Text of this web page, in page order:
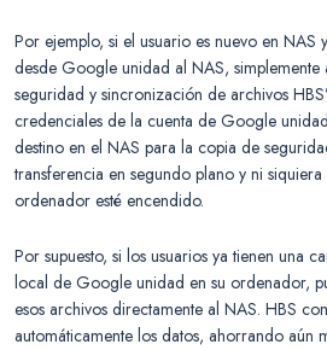
Por ejemplo, si el usuario es nuevo en
desde Google unidad al NAS,
seguridad y sincronización de archivos
credenciales de la cuenta de Google
destino en el NAS para la copia de
transferencia en segundo plano y ni
ordenador esté encendido.
Por supuesto, si los usuarios ya tienen una
local de Google unidad en su ordenador,
esos archivos directamente al NAS. HBS
automáticamente los datos, ahorrando aún